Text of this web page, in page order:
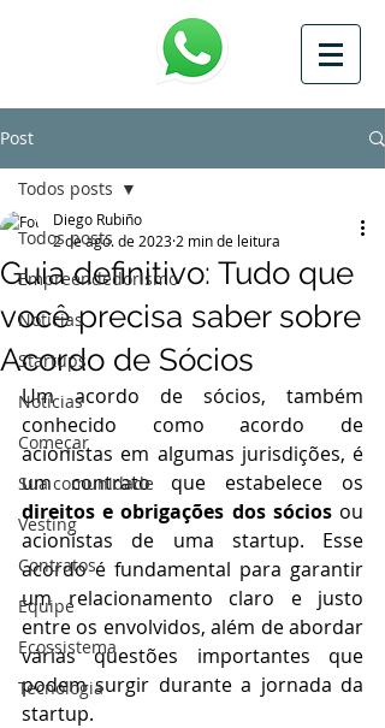
Post
Todos posts
Empreendedorismo
Notícias
Startups
Notícias
Começar
Sua comunidade
Vesting
Contratos
Equipe
Ecossistema
Tecnologia
Todos posts
Guia definitivo: Tudo que
você precisa saber sobre
Acordo de Sócios
Diego Rubiño
2 de ago. de 2023 2 min de leitura
Um acordo de sócios, também
conhecido como acordo de
acionistas em algumas jurisdições, é
direitos e obrigações dos sócios ou
acionistas de uma startup. Esse
acordo é fundamental para garantir
um relacionamento claro e justo
entre os envolvidos, além de abordar
várias questões importantes que
podem surgir durante a jornada da
startup.